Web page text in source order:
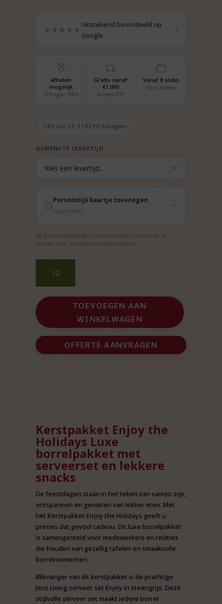
★★★★★
Uitstekend beoordeeld op
Google
›
Afhalen
mogelijk
Schagen (NH)
Gratis vanaf
€1.000
Anders €75
Vanaf 8 stuks
Voor teams
De Lus 13, 1742 PH Schagen ›
GEWENSTE LEVERTIJD
Persoonlijk kaartje toevoegen
(optioneel)
Bij grote bestellingen raden we aan contact op te
nemen voor actuele beschikbaarheid.
Enjoy
the
Holidays
Luxe
borrelpakket
met
serveerset
aantal
TOEVOEGEN AAN
WINKELWAGEN
OFFERTE AANVRAGEN
Kerstpakket Enjoy the
Holidays Luxe
borrelpakket met
serveerset en lekkere
snacks
De feestdagen staan in het teken van samen zijn,
ontspannen en genieten van lekker eten. Met
het Kerstpakket Enjoy the Holidays geeft u
precies dat gevoel cadeau. Dit luxe borrelpakket
is samengesteld voor medewerkers en relaties
die houden van gezellig tafelen en smaakvolle
borrelmomenten.
Blikvanger van dit kerstpakket is de prachtige
Jens Living serveer set Enjoy in steengrijs. Deze
stijlvolle serveer set maakt iedere borrel